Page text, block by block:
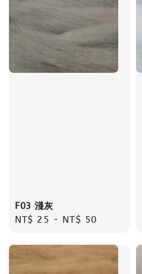
F03 淺灰
Regular
NT$ 25 - NT$ 50